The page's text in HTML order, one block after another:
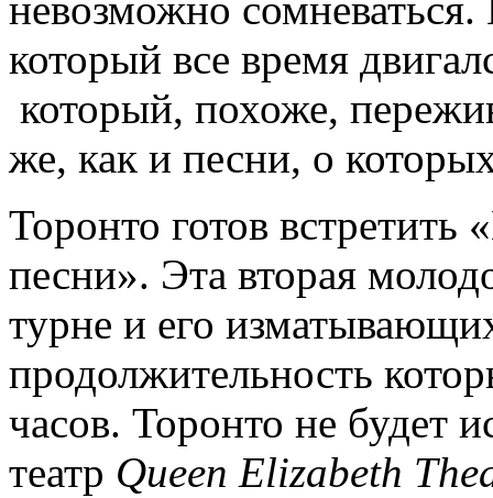
невозможно
который все время
который, похоже,
же, как и песни, о
Торонто готов
песни». Эта вторая
турне и его
продолжительность
часов. Торонто не будет
театр Queen Elizabeth